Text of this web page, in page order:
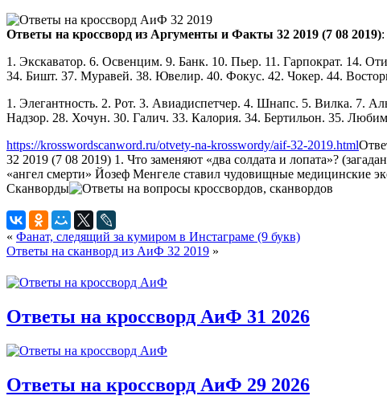
Ответы на кроссворд из Аргументы и Факты 32 2019 (7 08 2019):
1. Экскаватор. 6. Освенцим. 9. Банк. 10. Пьер. 11. Гарпократ. 14.
34. Бишт. 37. Муравей. 38. Ювелир. 40. Фокус. 42. Чокер. 44.
1. Элегантность. 2. Рот. 3. Авиадиспетчер. 4. Шнапс. 5. Вилка. 7.
Надзор. 28. Хочун. 30. Галич. 33. Калория. 34. Бертильон. 35.
https://krosswordscanword.ru/otvety-na-krosswordy/aif-32-2019.html
32 2019 (7 08 2019) 1. Что заменяют «два солдата и лопата»?
«ангел смерти» Йозеф Менгеле ставил чудовищные медицинские
Сканворды
« Фанат, следящий за кумиром в Инстаграме (9 букв)
Ответы на сканворд из АиФ 32 2019 »
Ответы на кроссворд АиФ 31 2026
Ответы на кроссворд АиФ 29 2026